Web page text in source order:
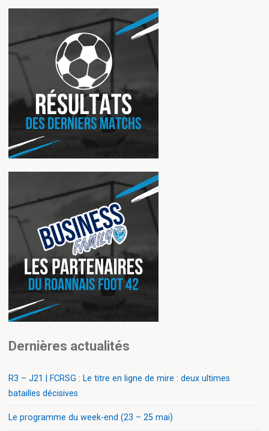
Dernières actualités
R3 – J21 | FCRSG : Le titre en ligne de mire : deux ultimes
batailles décisives
Le programme du week-end (23 – 25 mai)